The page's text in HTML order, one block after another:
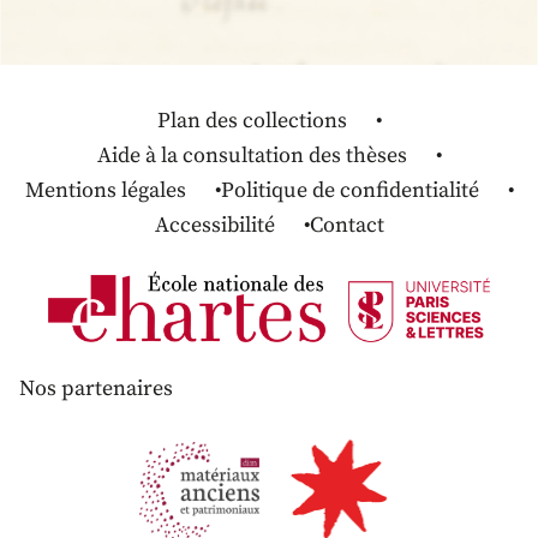
Plan des collections
Aide à la consultation des thèses
Mentions légales
Politique de confidentialité
Accessibilité
Contact
Nos partenaires